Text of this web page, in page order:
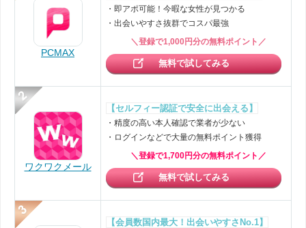
PCMAX
・即アポ可能！今暇な女性が見つかる
・出会いやすさ抜群でコスパ最強
＼登録で1,000円分の無料ポイント／
無料で試してみる
ワクワクメール
【セルフィー認証で安全に出会える】
・精度の高い本人確認で業者が少ない
・ログインなどで大量の無料ポイント獲得
＼登録で1,700円分の無料ポイント／
無料で試してみる
【会員数国内最大！出会いやすさNo.1】